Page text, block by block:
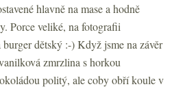
hlavně na mase a hodně
Porce veliké, na fotografii
burger dětský :-) Když jsme na závěr
zmrzlina s horkou
politý, ale coby obří koule v